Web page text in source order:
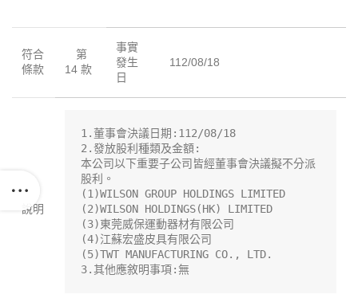
符合
條款
第
14 款
事實
發生
日
112/08/18
說明
1.董事會決議日期:112/08/18
2.發放股利種類及金額:
本公司以下重要子公司皆經董事會決議擬不分派
股利。
(1)WILSON GROUP HOLDINGS LIMITED
(2)WILSON HOLDINGS(HK) LIMITED
(3)東莞威保運動器材有限公司
(4)江蘇宏盛皮具有限公司
(5)TWT MANUFACTURING CO., LTD.
3.其他應敘明事項:無